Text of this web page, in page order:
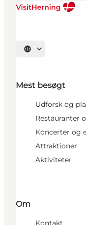
Vælg sprog
Mest besøgt
Udforsk og
Restauranter
Koncerter og
Attraktioner
Aktiviteter
Om
Kontakt